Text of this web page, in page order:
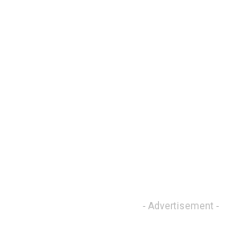
- Advertisement -